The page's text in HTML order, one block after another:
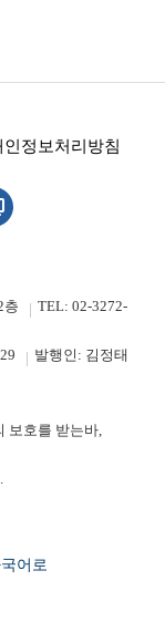
인정보처리방침
층
TEL: 02-3272-
발행인: 김정태
보호를 받는바,
어로